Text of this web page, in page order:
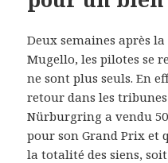
Deux semaines après
Mugello, les pilotes se
ne sont plus seuls. En
retour dans les
Nürburgring a vendu
pour son Grand Prix et
la totalité des siens,